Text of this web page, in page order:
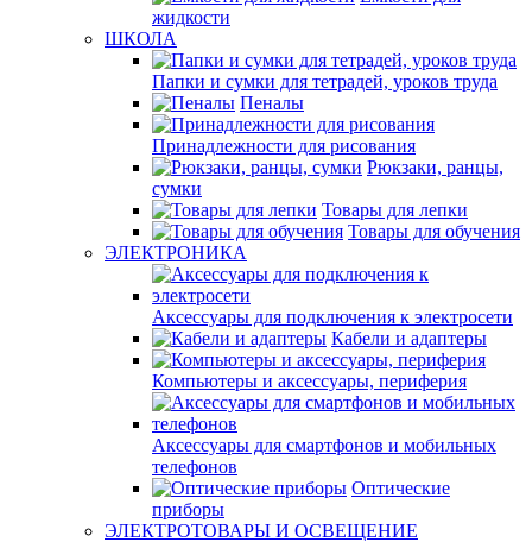
жидкости
ШКОЛА
Папки и сумки для тетрадей, уроков труда
Пеналы
Принадлежности для рисования
Рюкзаки, ранцы,
сумки
Товары для лепки
Товары для обучения
ЭЛЕКТРОНИКА
Аксессуары для подключения к электросети
Кабели и адаптеры
Компьютеры и аксессуары, периферия
Аксессуары для смартфонов и мобильных
телефонов
Оптические
приборы
ЭЛЕКТРОТОВАРЫ И ОСВЕЩЕНИЕ